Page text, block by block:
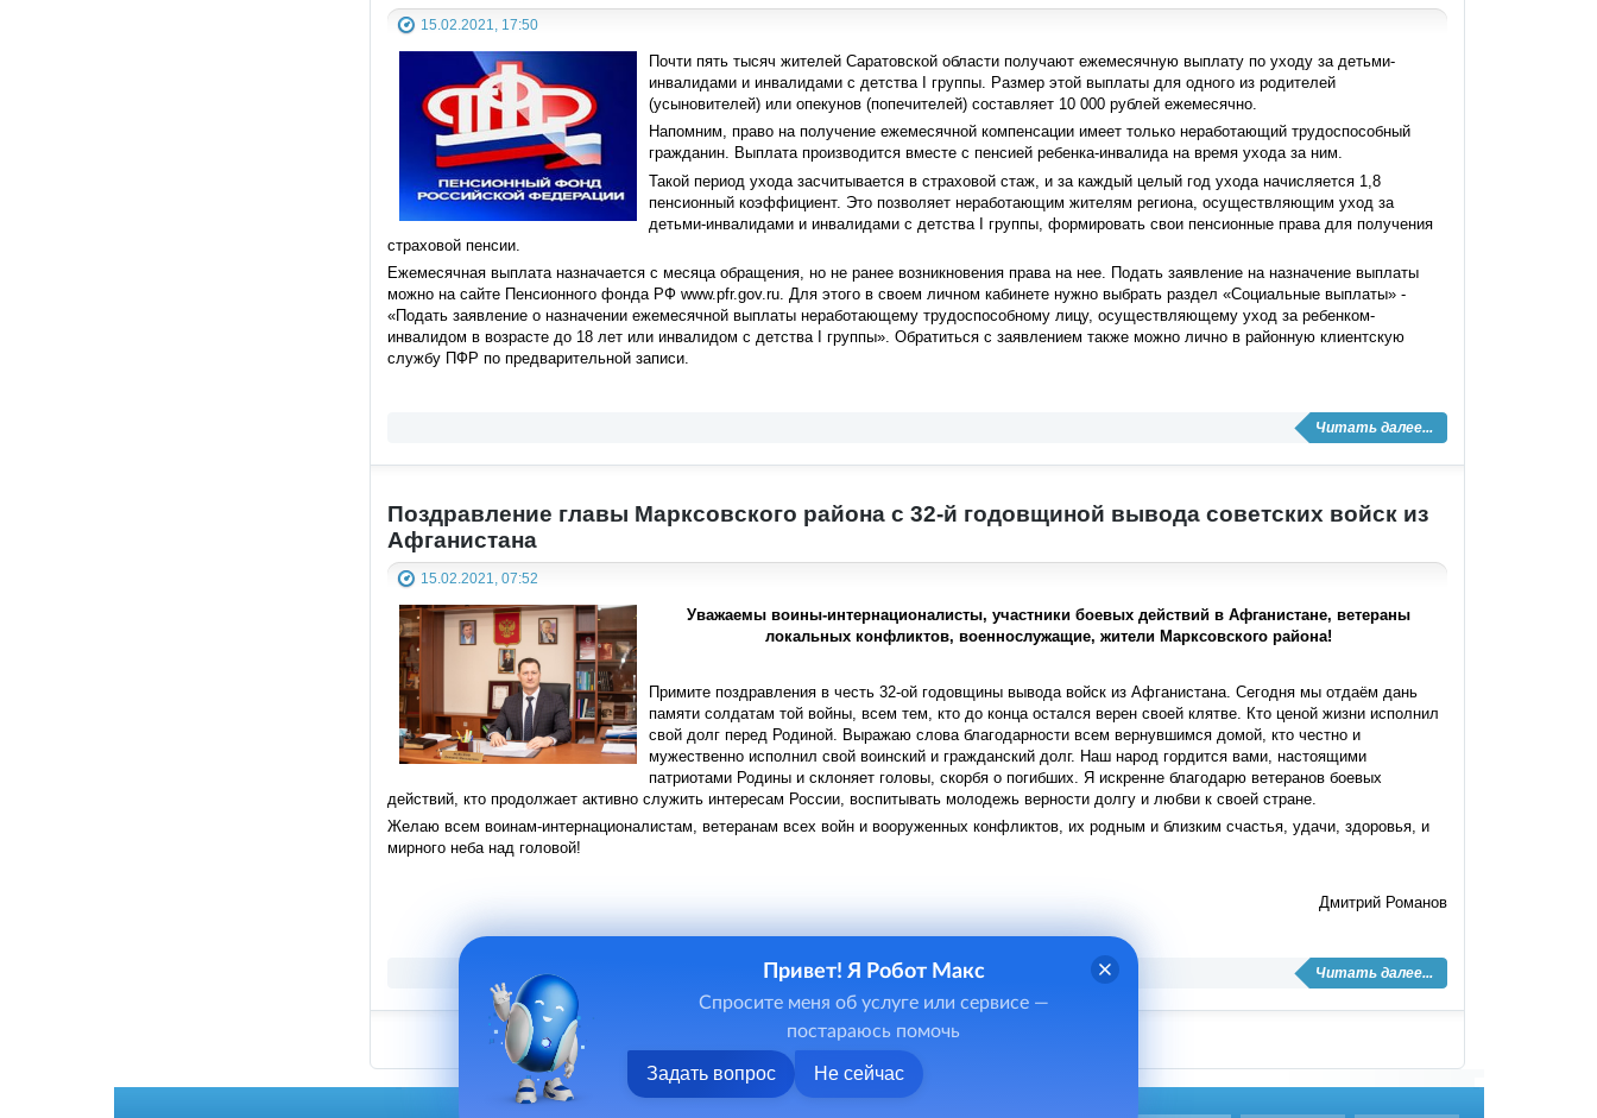
15.02.2021, 17:50
Почти пять тысяч жителей Саратовской области получают ежемесячную выплату по уходу за детьми-
инвалидами и инвалидами с детства I группы. Размер этой выплаты для одного из родителей
(усыновителей) или опекунов (попечителей) составляет 10 000 рублей ежемесячно.
Напомним, право на получение ежемесячной компенсации имеет только неработающий трудоспособный
гражданин. Выплата производится вместе с пенсией ребенка-инвалида на время ухода за ним.
Такой период ухода засчитывается в страховой стаж, и за каждый целый год ухода начисляется 1,8
пенсионный коэффициент. Это позволяет неработающим жителям региона, осуществляющим уход за
детьми-инвалидами и инвалидами с детства I группы, формировать свои пенсионные права для получения
страховой пенсии.
Ежемесячная выплата назначается с месяца обращения, но не ранее возникновения права на нее. Подать заявление на назначение выплаты
можно на сайте Пенсионного фонда РФ www.pfr.gov.ru. Для этого в своем личном кабинете нужно выбрать раздел «Социальные выплаты» -
«Подать заявление о назначении ежемесячной выплаты неработающему трудоспособному лицу, осуществляющему уход за ребенком-
инвалидом в возрасте до 18 лет или инвалидом с детства I группы». Обратиться с заявлением также можно лично в районную клиентскую
службу ПФР по предварительной записи.
Читать далее...
Поздравление главы Марксовского района с 32-й годовщиной вывода советских войск из
Афганистана
15.02.2021, 07:52
Уважаемы воины-интернационалисты, участники боевых действий в Афганистане, ветераны
локальных конфликтов, военнослужащие, жители Марксовского района!
Примите поздравления в честь 32-ой годовщины вывода войск из Афганистана. Сегодня мы отдаём дань
памяти солдатам той войны, всем тем, кто до конца остался верен своей клятве. Кто ценой жизни исполнил
свой долг перед Родиной. Выражаю слова благодарности всем вернувшимся домой, кто честно и
мужественно исполнил свой воинский и гражданский долг. Наш народ гордится вами, настоящими
патриотами Родины и склоняет головы, скорбя о погибших. Я искренне благодарю ветеранов боевых
действий, кто продолжает активно служить интересам России, воспитывать молодежь верности долгу и любви к своей стране.
Желаю всем воинам-интернационалистам, ветеранам всех войн и вооруженных конфликтов, их родным и близким счастья, удачи, здоровья, и
мирного неба над головой!
Дмитрий Романов
Читать далее...
Привет! Я Робот Макс
Спросите меня об услуге или сервисе —
постараюсь помочь
Задать вопрос Не сейчас